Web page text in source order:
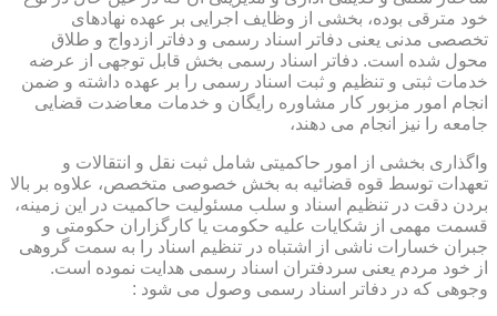
خود مترقی بوده، بخشی از وظایف اجرایی بر عهده نهادهای
تخصصی مدنی یعنی دفاتر اسناد رسمی و دفاتر ازدواج و طلاق
محول شده است. دفاتر اسناد رسمی بخش قابل توجهی از عرضه
خدمات ثبتی و تنظیم و ثبت اسناد رسمی را بر عهده داشته و ضمن
انجام امور مزبور کار مشاوره رایگان و خدمات معاضدت قضایی
جامعه را نیز انجام می دهند،
واگذاری بخشی از امور حاکمیتی شامل ثبت نقل و انتقالات و
تعهدات توسط قوه قضائیه به بخش خصوصی متخصص، علاوه بر بالا
بردن دقت در تنظیم اسناد و سلب مسئولیت حاکمیت در این زمینه،
قسمت مهمی از شکایات علیه حکومت یا کارگزاران حکومتی و
جبران خسارات ناشی از اشتباه در تنظیم اسناد را به سمت گروهی
از خود مردم یعنی سردفتران اسناد رسمی هدایت نموده است.
وجوهی که در دفاتر اسناد رسمی وصول می شود :